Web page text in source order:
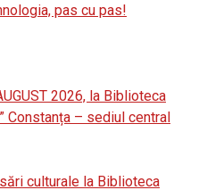
pas cu pas!
2026, la Biblioteca
Constanța – sediul central
culturale la Biblioteca